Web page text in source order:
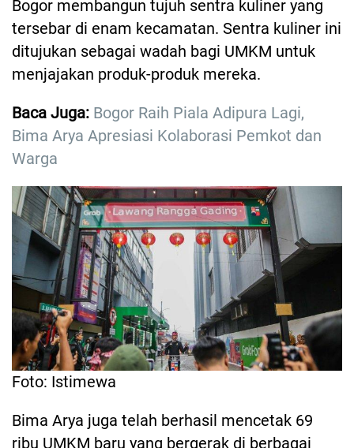
Bogor membangun tujuh sentra kuliner yang
tersebar di enam kecamatan. Sentra kuliner ini
ditujukan sebagai wadah bagi UMKM untuk
menjajakan produk-produk mereka.
Baca Juga: Bogor Raih Piala Adipura Lagi,
Bima Arya Apresiasi Kolaborasi Pemkot dan
Warga
Foto: Istimewa
Bima Arya juga telah berhasil mencetak 69
ribu UMKM baru yang bergerak di berbagai